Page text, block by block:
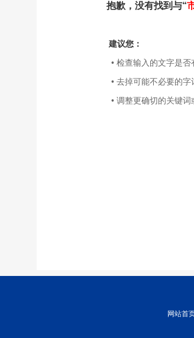
抱歉，没有找到与“
建议您：
• 检查输入的文字是否
• 去掉可能不必要的字
• 调整更确切的关键词
网站首